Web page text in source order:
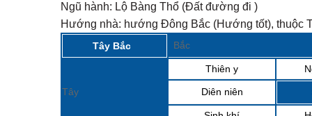
Ngũ hành: Lộ Bàng Thổ (Đất đường đi )
Hướng nhà: hướng Đông Bắc (Hướng tốt), thuộc
Tây Bắc Bắc
Tây
Thiên y
Diên niên
𝐓𝐇𝐀́𝐍𝐆
7
Sở hữu
Nhà phố
Tin Tức
8
Sun
nhật
Tin Tức